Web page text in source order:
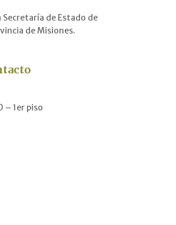
de Estado de
de Misiones.
– 1er piso